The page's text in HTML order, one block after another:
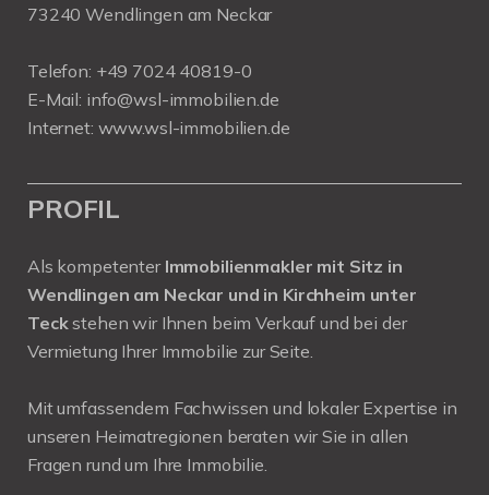
73240 Wendlingen am Neckar
Telefon: +49 7024 40819-0
E-Mail: info@wsl-immobilien.de
Internet: www.wsl-immobilien.de
PROFIL
Als kompetenter Immobilienmakler mit Sitz in
Wendlingen am Neckar und in Kirchheim unter
Teckstehen wir Ihnen beim Verkauf und bei der
Vermietung Ihrer Immobilie zur Seite.
Mit umfassendem Fachwissen und lokaler Expertise in
unseren Heimatregionen beraten wir Sie in allen
Fragen rund um Ihre Immobilie.